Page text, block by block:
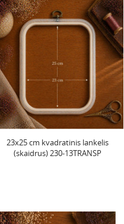
23x25 cm kvadratinis lankelis
(skaidrus) 230-13TRANSP